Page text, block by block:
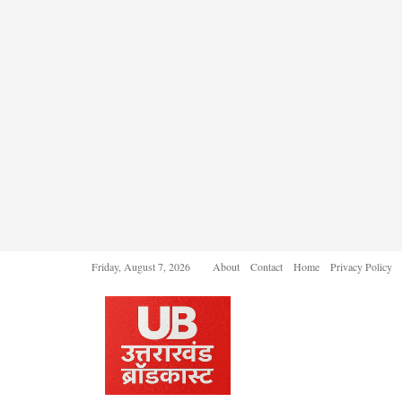
Friday, August 7, 2026 About Contact Home Privacy Policy